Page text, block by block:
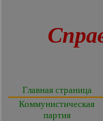
Главная страница
Коммунистическая
партия